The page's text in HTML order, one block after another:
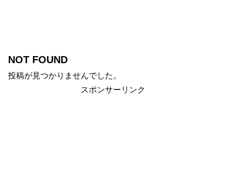
NOT FOUND
投稿が見つかりませんでした。
スポンサーリンク